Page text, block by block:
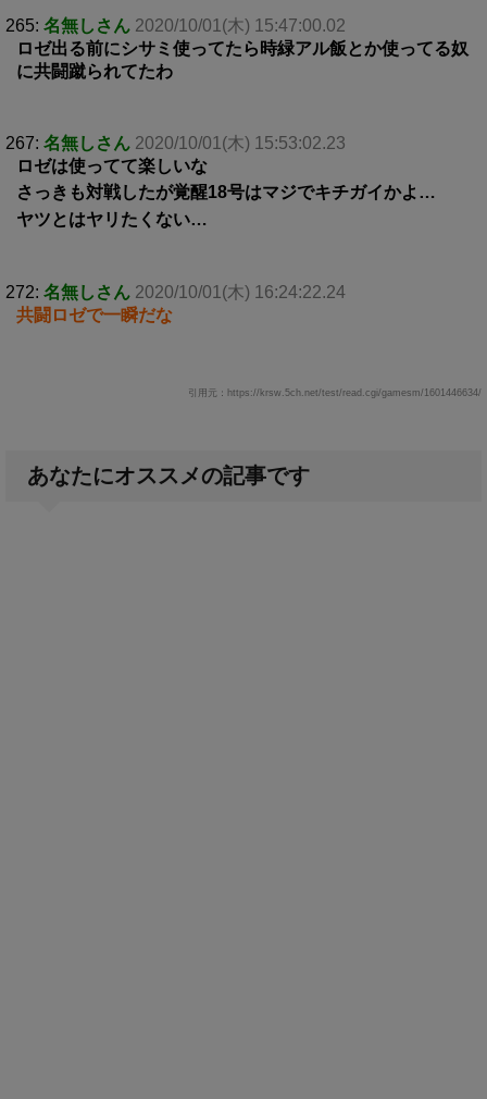
265: 名無しさん 2020/10/01(木) 15:47:00.02
ロゼ出る前にシサミ使ってたら時緑アル飯とか使ってる奴
に共闘蹴られてたわ
267: 名無しさん 2020/10/01(木) 15:53:02.23
ロゼは使ってて楽しいな
さっきも対戦したが覚醒18号はマジでキチガイかよ…
ヤツとはヤリたくない…
272: 名無しさん 2020/10/01(木) 16:24:22.24
共闘ロゼで一瞬だな
引用元：https://krsw.5ch.net/test/read.cgi/gamesm/1601446634/
あなたにオススメの記事です